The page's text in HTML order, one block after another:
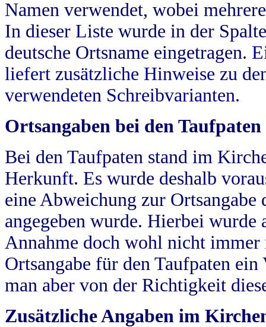
Namen verwendet, wobei
In dieser Liste wurde in der
deutsche Ortsname eingetragen.
liefert zusätzliche Hinweise zu
verwendeten Schreibvarianten.
Ortsangaben bei den Taufpaten
Bei den Taufpaten stand im
Herkunft. Es wurde deshalb
eine Abweichung zur
angegeben wurde. Hierbei wurde
Annahme doch wohl nicht
Ortsangabe für den Taufpaten
man aber von der Richtigkeit
Zusätzliche Angaben im